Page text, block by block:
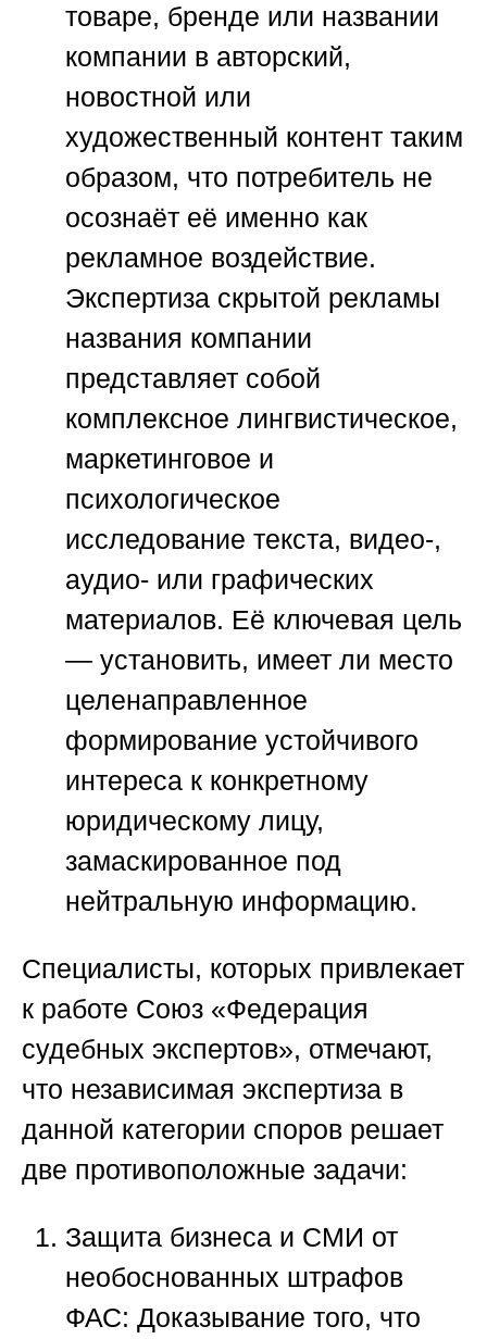
товаре, бренде или названии
компании в авторский,
новостной или
художественный контент таким
образом, что потребитель не
осознаёт её именно как
рекламное воздействие.
Экспертиза скрытой рекламы
названия компании
представляет собой
комплексное лингвистическое,
маркетинговое и
психологическое
исследование текста, видео-,
аудио- или графических
материалов. Её ключевая цель
— установить, имеет ли место
целенаправленное
формирование устойчивого
интереса к конкретному
юридическому лицу,
замаскированное под
нейтральную информацию.
Специалисты, которых привлекает
к работе Союз «Федерация
судебных экспертов», отмечают,
что независимая экспертиза в
данной категории споров решает
две противоположные задачи:
Защита бизнеса и СМИ от
необоснованных штрафов
ФАС: Доказывание того, что